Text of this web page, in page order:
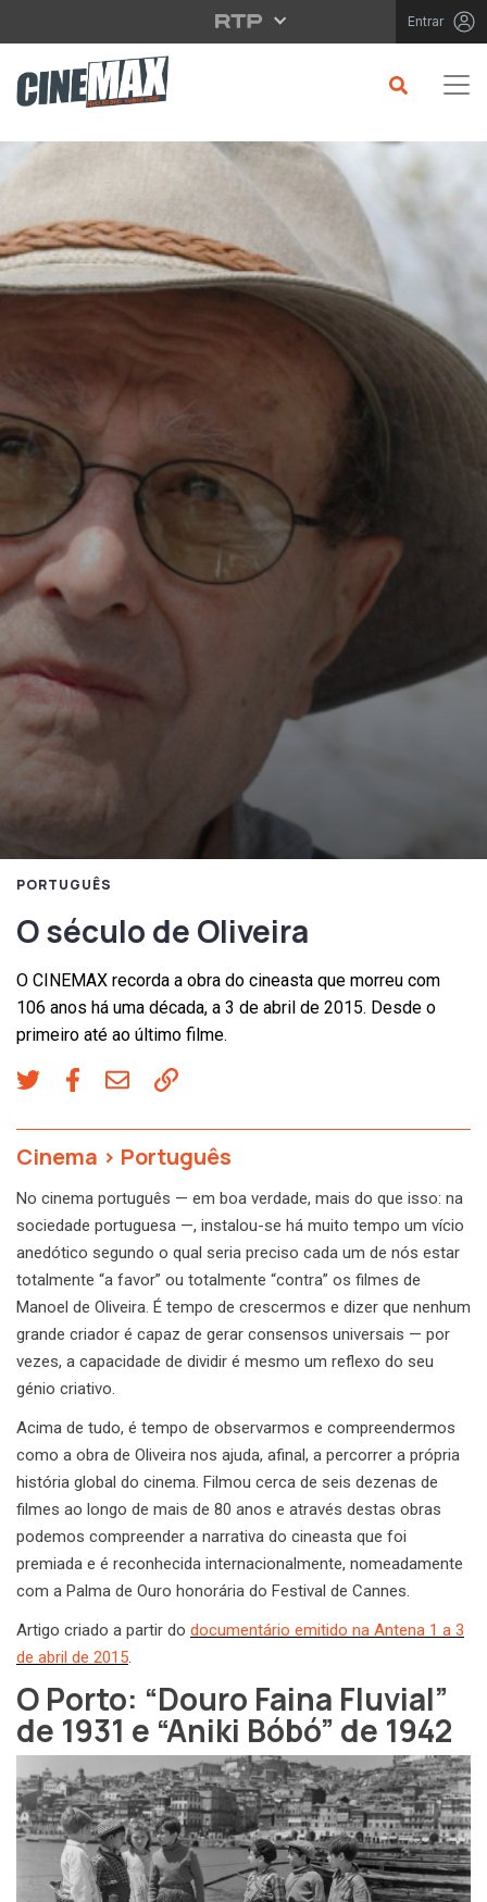
Saltar para o conteúdo principal Entrar
PORTUGUÊS
O século de Oliveira
O CINEMAX recorda a obra do cineasta que morreu com
106 anos há uma década, a 3 de abril de 2015. Desde o
primeiro até ao último filme.
Cinema > Português
No cinema português — em boa verdade, mais do que isso: na
sociedade portuguesa —, instalou-se há muito tempo um vício
anedótico segundo o qual seria preciso cada um de nós estar
totalmente “a favor” ou totalmente “contra” os filmes de
Manoel de Oliveira. É tempo de crescermos e dizer que nenhum
grande criador é capaz de gerar consensos universais — por
vezes, a capacidade de dividir é mesmo um reflexo do seu
génio criativo.
Acima de tudo, é tempo de observarmos e compreendermos
como a obra de Oliveira nos ajuda, afinal, a percorrer a própria
história global do cinema. Filmou cerca de seis dezenas de
filmes ao longo de mais de 80 anos e através destas obras
podemos compreender a narrativa do cineasta que foi
premiada e é reconhecida internacionalmente, nomeadamente
com a Palma de Ouro honorária do Festival de Cannes.
Artigo criado a partir do documentário emitido na Antena 1 a 3
de abril de 2015.
O Porto: “Douro Faina Fluvial”
de 1931 e “Aniki Bóbó” de 1942